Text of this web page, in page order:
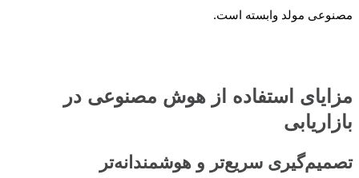
مصنوعی مولد وابسته است.
مزایای استفاده از هوش مصنوعی در
بازاریابی
تصمیم‌گیری سریع‌تر و هوشمندانه‌تر